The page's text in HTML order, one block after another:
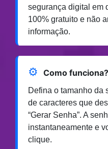
segurança digital em
100% gratuito e não
informação.
⚙️ Como funciona?
Defina o tamanho da
de caracteres que
“Gerar Senha”. A
instantaneamente e
clique.